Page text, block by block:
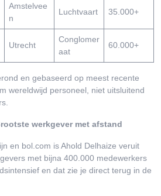
Amstelvee
n
Luchtvaart 35.000+
Utrecht
Conglomer
aat
60.000+
en gebaseerd op meest recente
wereldwijd personeel, niet uitsluitend
werkgever met afstand
en bol.com is Ahold Delhaize veruit
met bijna 400.000 medewerkers
en dat zie je direct terug in de